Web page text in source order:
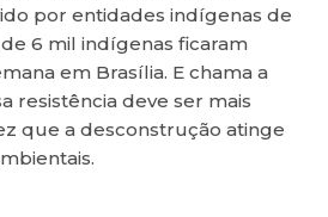
por entidades indígenas de
6 mil indígenas ficaram
em Brasília. E chama a
resistência deve ser mais
que a desconstrução atinge